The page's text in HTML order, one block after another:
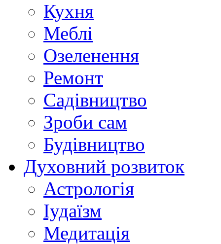
Кухня
Меблі
Озеленення
Ремонт
Садівництво
Зроби сам
Будівництво
Духовний розвиток
Астрологія
Іудаїзм
Медитація